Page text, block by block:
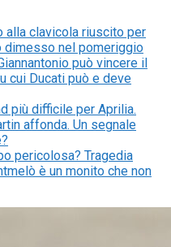
alla clavicola riuscito per
dimesso nel pomeriggio
può vincere il
cui Ducati può e deve
più difficile per Aprilia.
affonda. Un segnale
pericolosa? Tragedia
è un monito che non